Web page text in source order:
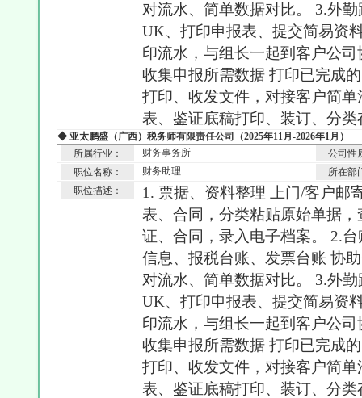
对流水、简单数据对比。 3.外
UK、打印申报表、提交简易资
印流水，与组长一起到客户公
收集申报所需数据 打印已完成
打印、收发文件，对接客户简
表、鉴证底稿打印、装订、分类
◆ 亚太鹏盛（广西）税务师有限责任公司（2025年11月-2026年1月）
所属行业：
财务事务所
公司性
职位名称：
财务助理
所在部
职位描述：
1. 票据、资料整理 上门/客户邮
表、合同，分类粘贴原始单据
证、合同，录入电子档案。 2.
信息、报税台账、发票台账 协
对流水、简单数据对比。 3.外
UK、打印申报表、提交简易资
印流水，与组长一起到客户公
收集申报所需数据 打印已完成
打印、收发文件，对接客户简
表、鉴证底稿打印、装订、分类